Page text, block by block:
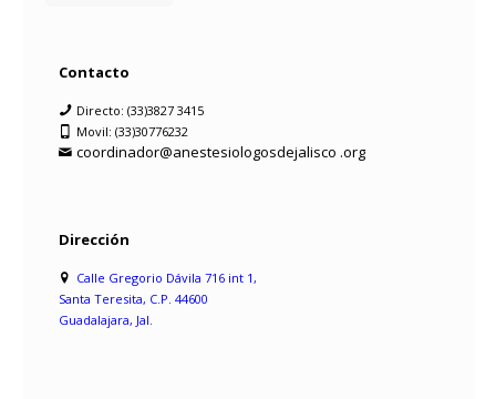
Contacto
Directo: (33)3827 3415
Movil: (33)30776232
coordinador@anestesiologosdejalisco .org
Dirección
Calle Gregorio Dávila 716 int 1,
Santa Teresita, C.P. 44600
Guadalajara, Jal.